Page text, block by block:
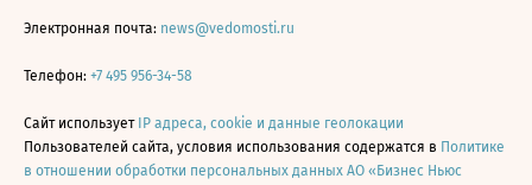
Электронная почта: news@vedomosti.ru
Телефон: +7 495 956-34-58
Сайт использует IP адреса, cookie и данные геолокации
Пользователей сайта, условия использования содержатся в Политике
в отношении обработки персональных данных АО «Бизнес Ньюс